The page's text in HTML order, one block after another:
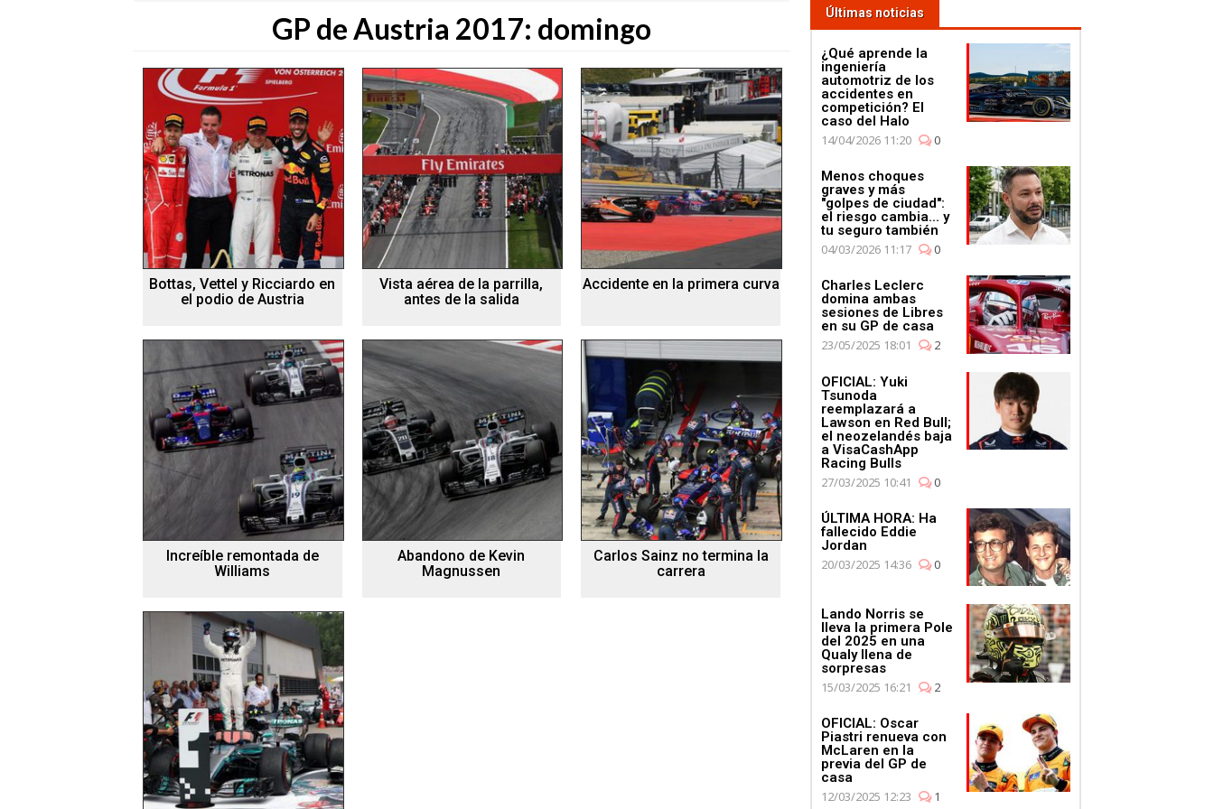
GP de Austria 2017: domingo
Bottas, Vettel y Ricciardo en
el podio de Austria
Vista aérea de la parrilla,
antes de la salida
Accidente en la primera curva
Increíble remontada de
Williams
Abandono de Kevin
Magnussen
Carlos Sainz no termina la
carrera
Últimas noticias
¿Qué aprende la
ingeniería
automotriz de los
accidentes en
competición? El
caso del Halo
14/04/2026 11:20
0
Menos choques
graves y más
"golpes de ciudad":
el riesgo cambia... y
tu seguro también
04/03/2026 11:17
0
Charles Leclerc
domina ambas
sesiones de Libres
en su GP de casa
23/05/2025 18:01
2
OFICIAL: Yuki
Tsunoda
reemplazará a
Lawson en Red Bull;
el neozelandés baja
a VisaCashApp
Racing Bulls
27/03/2025 10:41
0
ÚLTIMA HORA: Ha
fallecido Eddie
Jordan
20/03/2025 14:36
0
Lando Norris se
lleva la primera Pole
del 2025 en una
Qualy llena de
sorpresas
15/03/2025 16:21
2
OFICIAL: Oscar
Piastri renueva con
McLaren en la
previa del GP de
casa
12/03/2025 12:23
1